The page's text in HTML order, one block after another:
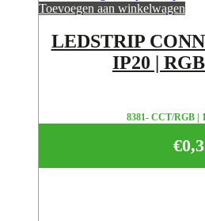
Toevoegen aan winkelwagen
LEDSTRIP
IP20 |
8381- CCT/RGB |
€